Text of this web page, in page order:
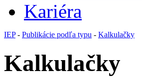
Kariéra
IEP- Publikácie podľa typu - Kalkulačky
Kalkulačky